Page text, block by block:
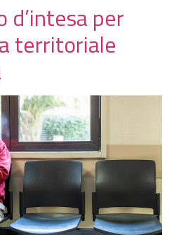
d’intesa per
territoriale